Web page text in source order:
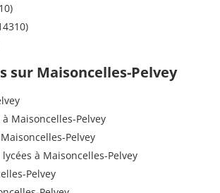
sur Maisoncelles-Pelvey
Maisoncelles-Pelvey
Pelvey
à Maisoncelles-Pelvey
Pelvey